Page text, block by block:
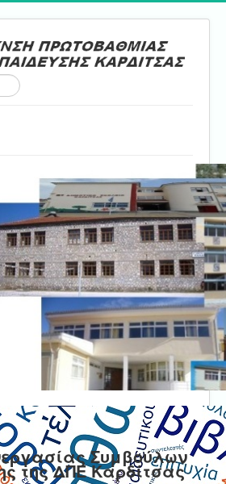
Συμβούλων
της ΔΠΕ Καρδίτσας